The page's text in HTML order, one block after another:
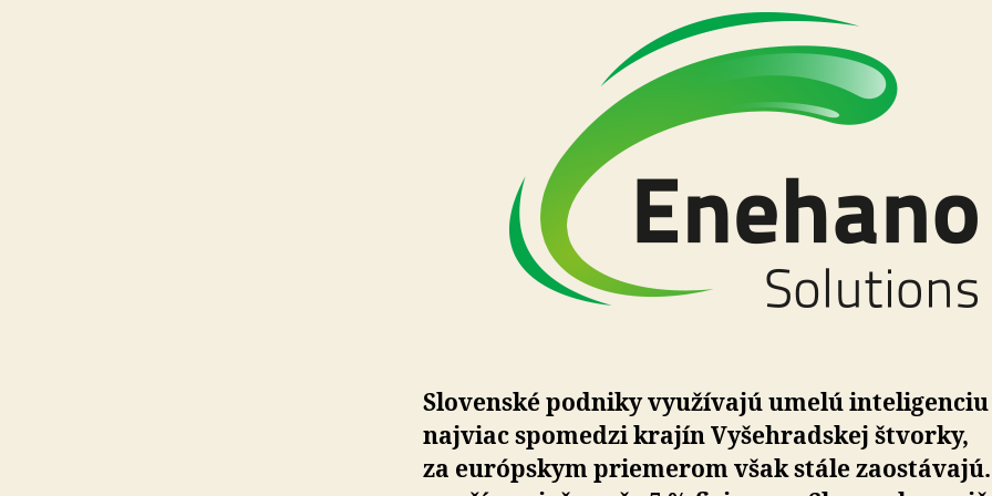
Slovenské podniky využívajú umelú
najviac spomedzi krajín Vyšehradskej štvorky,
za európskym priemerom však stále